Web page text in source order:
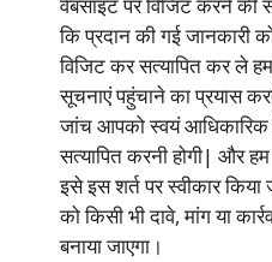
वेबसाइट पर विजिट करने की
कि प्रदान की गई जानकारी
विजिट कर सत्यापित कर ले
सूचनाएं पहुंचाने का प्रयास
जांच आपको स्वयं आधिकारिक
सत्यापित करनी होगी| और हम
इसे इस शर्त पर स्वीकार
को किसी भी दावे, मांग या
बनाया जाएगा।